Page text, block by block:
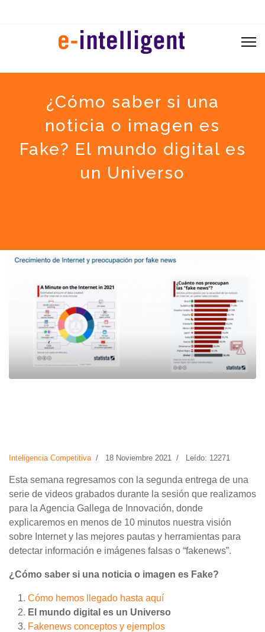
¿Cómo saber si una
noticia o imagen es
Fake? El mundo digital es
un Universo
Inteligencia Competitiva 18 Noviembre 2021 Leído: 12271
Esta semana regresamos con la segunda entrega de una
serie de videos grabados durante la sesión que realizamos
para la Agencia Gallega de Innovación, donde
explicaremos en menos de 10 minutos nuestra visión
sobre Internet y las mejores pautas y herramientas para
detectar información e imágenes falsas o “fakenews”.
¿Cómo saber si una noticia o imagen es Fake?
Cómo hemos llegado hasta aquí
El mundo digital es un Universo
Fakenews conceptos y ejemplos